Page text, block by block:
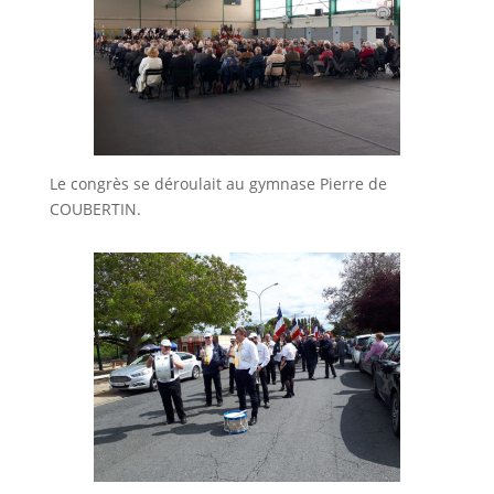
Le congrès se déroulait au gymnase Pierre de
COUBERTIN.